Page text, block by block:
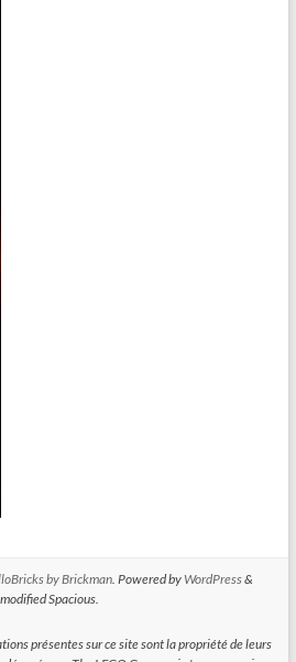
by Brickman. Powered by WordPress&
modified Spacious.
présentes sur ce site sont la propriété de leurs